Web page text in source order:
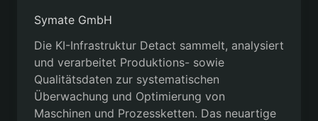
Symate GmbH
Die KI-Infrastruktur Detact sammelt, analysiert
und verarbeitet Produktions- sowie
Qualitätsdaten zur systematischen
Überwachung und Optimierung von
Maschinen und Prozessketten. Das neuartige